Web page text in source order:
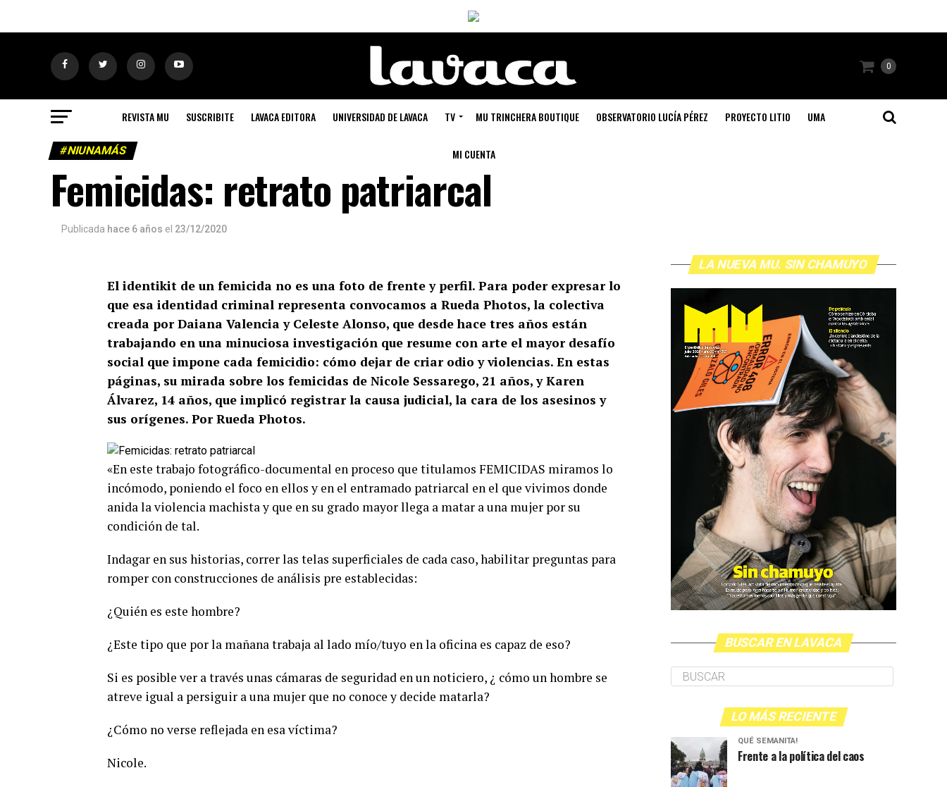
0
REVISTA MU SUSCRIBITE LAVACA EDITORA UNIVERSIDAD DE LAVACA TV MU TRINCHERA BOUTIQUE OBSERVATORIO LUCÍA PÉREZ PROYECTO LITIO UMA
MI CUENTA
#NIUNAMÁS
Femicidas: retrato patriarcal
Publicada hace 6 años el 23/12/2020
El identikit de un femicida no es una foto de frente y perfil. Para poder expresar lo
que esa identidad criminal representa convocamos a Rueda Photos, la colectiva
creada por Daiana Valencia y Celeste Alonso, que desde hace tres años están
trabajando en una minuciosa investigación que resume con arte el mayor desafío
social que impone cada femicidio: cómo dejar de criar odio y violencias. En estas
páginas, su mirada sobre los femicidas de Nicole Sessarego, 21 años, y Karen
Álvarez, 14 años, que implicó registrar la causa judicial, la cara de los asesinos y
sus orígenes. Por Rueda Photos.
«En este trabajo fotográfico-documental en proceso que titulamos FEMICIDAS miramos lo
incómodo, poniendo el foco en ellos y en el entramado patriarcal en el que vivimos donde
anida la violencia machista y que en su grado mayor llega a matar a una mujer por su
condición de tal.
Indagar en sus historias, correr las telas superficiales de cada caso, habilitar preguntas para
romper con construcciones de análisis pre establecidas:
¿Quién es este hombre?
¿Este tipo que por la mañana trabaja al lado mío/tuyo en la oficina es capaz de eso?
Si es posible ver a través unas cámaras de seguridad en un noticiero, ¿ cómo un hombre se
atreve igual a persiguir a una mujer que no conoce y decide matarla?
¿Cómo no verse reflejada en esa víctima?
Nicole.
LA NUEVA MU. SIN CHAMUYO
BUSCAR EN LAVACA
LO MÁS RECIENTE
QUÉ SEMANITA!
Frente a la política del caos